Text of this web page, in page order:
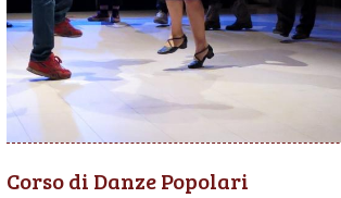
Corso di Danze Popolari